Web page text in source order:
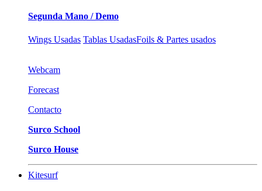
Segunda Mano / Demo
Wings Usadas Tablas UsadasFoils & Partes usados
Webcam
Forecast
Contacto
Surco School
Surco House
Kitesurf